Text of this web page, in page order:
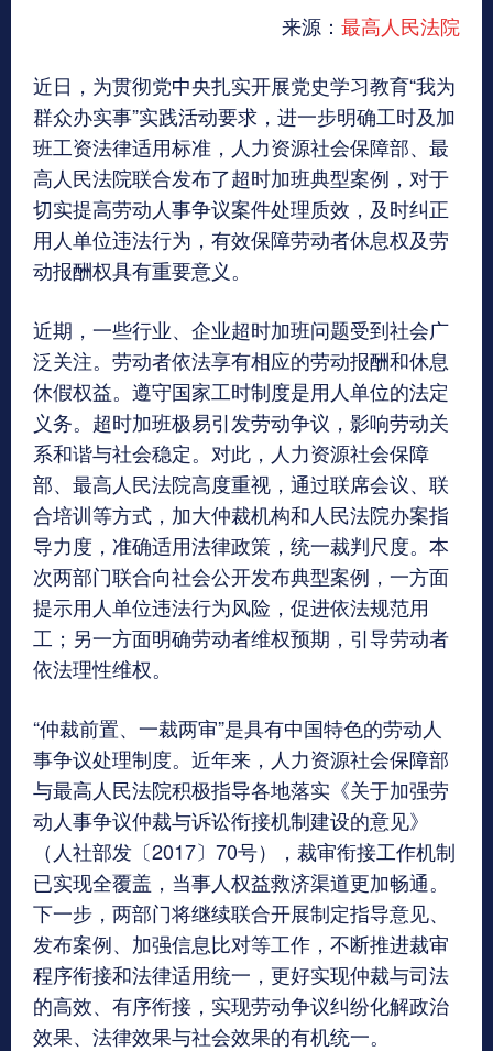
来源： 最高人民法院
近日，为贯彻党中央扎实开展党史学习教育“我为
群众办实事”实践活动要求，进一步明确工时及加
班工资法律适用标准，人力资源社会保障部、最
高人民法院联合发布了超时加班典型案例，对于
切实提高劳动人事争议案件处理质效，及时纠正
用人单位违法行为，有效保障劳动者休息权及劳
动报酬权具有重要意义。
近期，一些行业、企业超时加班问题受到社会广
泛关注。劳动者依法享有相应的劳动报酬和休息
休假权益。遵守国家工时制度是用人单位的法定
义务。超时加班极易引发劳动争议，影响劳动关
系和谐与社会稳定。对此，人力资源社会保障
部、最高人民法院高度重视，通过联席会议、联
合培训等方式，加大仲裁机构和人民法院办案指
导力度，准确适用法律政策，统一裁判尺度。本
次两部门联合向社会公开发布典型案例，一方面
提示用人单位违法行为风险，促进依法规范用
工；另一方面明确劳动者维权预期，引导劳动者
依法理性维权。
“仲裁前置、一裁两审”是具有中国特色的劳动人
事争议处理制度。近年来，人力资源社会保障部
与最高人民法院积极指导各地落实《关于加强劳
动人事争议仲裁与诉讼衔接机制建设的意见》
（人社部发〔2017〕70号），裁审衔接工作机制
已实现全覆盖，当事人权益救济渠道更加畅通。
下一步，两部门将继续联合开展制定指导意见、
发布案例、加强信息比对等工作，不断推进裁审
程序衔接和法律适用统一，更好实现仲裁与司法
的高效、有序衔接，实现劳动争议纠纷化解政治
效果、法律效果与社会效果的有机统一。